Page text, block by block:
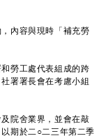
內容與現時「補充勞
勞工處代表組成的跨
署署長會在考慮小組
院舍業界，並會在敲
期於二○二三年第二季